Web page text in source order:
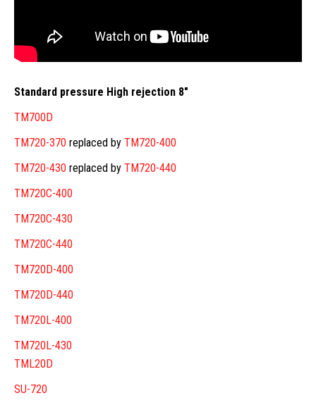
Standard pressure High rejection 8″
TM700D
TM720-370 replaced by TM720-400
TM720-430 replaced by TM720-440
TM720C-400
TM720C-430
TM720C-440
TM720D-400
TM720D-440
TM720L-400
TM720L-430
TML20D
SU-720